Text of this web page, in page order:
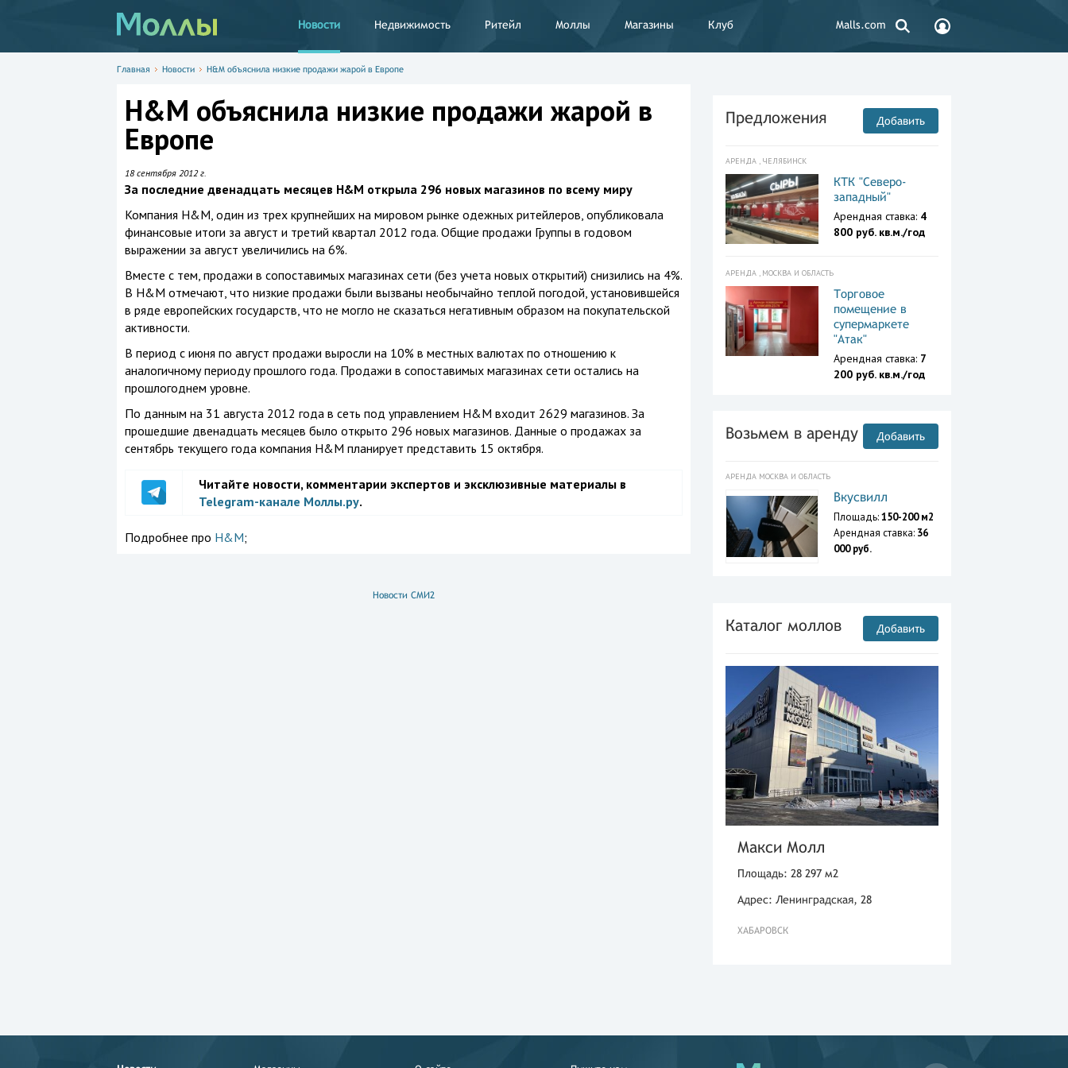
Новости Недвижимость Ритейл Моллы Магазины Клуб Malls.com
Главная Новости H&M объяснила низкие продажи жарой в Европе
H&M объяснила низкие продажи жарой в
Европе
18 сентября 2012 г.
За последние двенадцать месяцев H&M открыла 296 новых магазинов по всему миру
Компания H&M, один из трех крупнейших на мировом рынке одежных ритейлеров, опубликовала
финансовые итоги за август и третий квартал 2012 года. Общие продажи Группы в годовом
выражении за август увеличились на 6%.
Вместе с тем, продажи в сопоставимых магазинах сети (без учета новых открытий) снизились на 4%.
В H&M отмечают, что низкие продажи были вызваны необычайно теплой погодой, установившейся
в ряде европейских государств, что не могло не сказаться негативным образом на покупательской
активности.
В период с июня по август продажи выросли на 10% в местных валютах по отношению к
аналогичному периоду прошлого года. Продажи в сопоставимых магазинах сети остались на
прошлогоднем уровне.
По данным на 31 августа 2012 года в сеть под управлением H&M входит 2629 магазинов. За
прошедшие двенадцать месяцев было открыто 296 новых магазинов. Данные о продажах за
сентябрь текущего года компания H&M планирует представить 15 октября.
Читайте новости, комментарии экспертов и эксклюзивные материалы в
Telegram-канале Моллы.ру.
Подробнее про H&M;
Новости СМИ2
Предложения Добавить
АРЕНДА , ЧЕЛЯБИНСК
КТК "Северо-
западный"
Арендная ставка: 4
800 руб. кв.м./год
АРЕНДА , МОСКВА И ОБЛАСТЬ
Торговое
помещение в
супермаркете
"Атак"
Арендная ставка: 7
200 руб. кв.м./год
Возьмем в аренду Добавить
АРЕНДА МОСКВА И ОБЛАСТЬ
Вкусвилл
Площадь:150-200 м2
Арендная ставка: 36
000 руб.
Каталог моллов Добавить
Макси Молл
Площадь: 28 297 м2
Адрес: Ленинградская, 28
ХАБАРОВСК